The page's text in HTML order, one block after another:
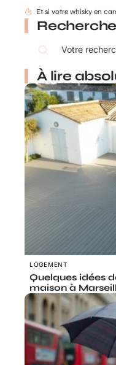
Recherche
À lire
LOGEMENT
Quelques idées
maison à